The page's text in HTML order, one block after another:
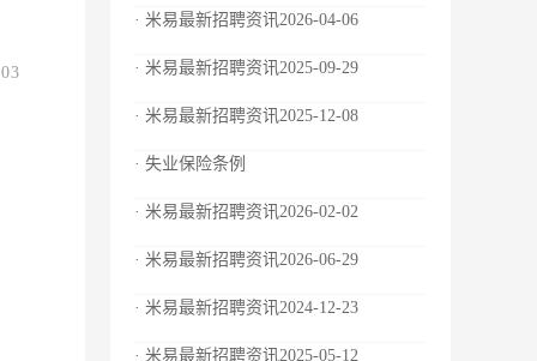
· 米易最新招聘资讯2026-04-06
· 米易最新招聘资讯2025-09-29
· 米易最新招聘资讯2025-12-08
· 失业保险条例
· 米易最新招聘资讯2026-02-02
· 米易最新招聘资讯2026-06-29
· 米易最新招聘资讯2024-12-23
· 米易最新招聘资讯2025-05-12